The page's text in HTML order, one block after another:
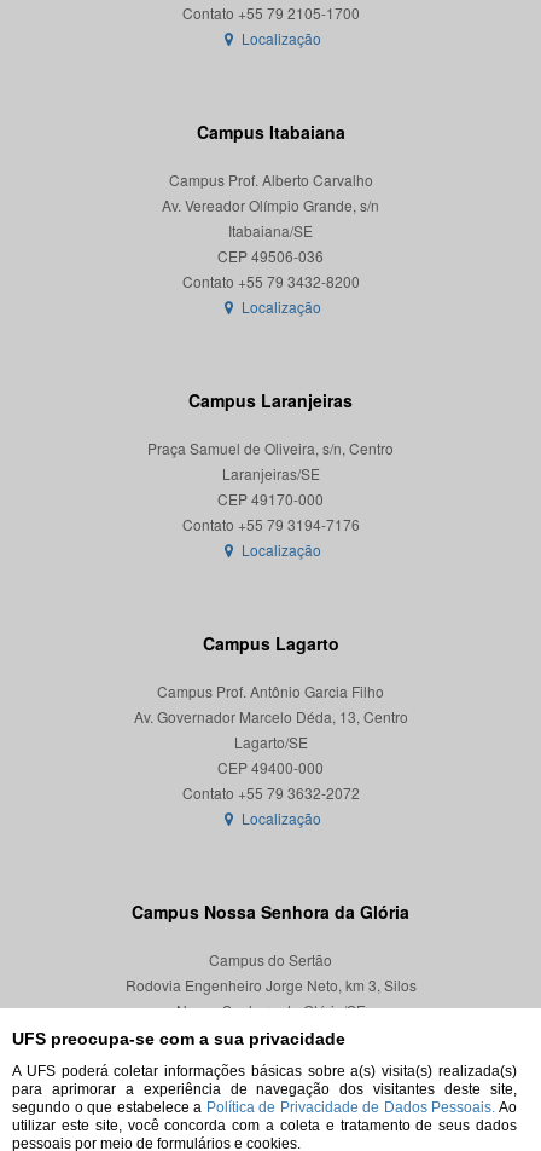
UFS preocupa-se com a sua privacidade
A UFS poderá coletar informações básicas sobre a(s) visita(s) realizada(s)
para aprimorar a experiência de navegação dos visitantes deste site,
segundo o que estabelece a Política de Privacidade de Dados Pessoais. Ao
utilizar este site, você concorda com a coleta e tratamento de seus dados
pessoais por meio de formulários e cookies.
Localização
Campus Itabaiana
Campus Prof. Alberto Carvalho
Av. Vereador Olímpio Grande, s/n
Itabaiana/SE
CEP 49506-036
Localização
Campus Laranjeiras
Praça Samuel de Oliveira, s/n, Centro
Laranjeiras/SE
CEP 49170-000
Localização
Campus Lagarto
Campus Prof. Antônio Garcia Filho
Av. Governador Marcelo Déda, 13, Centro
Lagarto/SE
CEP 49400-000
Localização
Campus Nossa Senhora da Glória
Campus do Sertão
Rodovia Engenheiro Jorge Neto, km 3, Silos
Nossa Senhora da Glória/SE
CEP 49680-000
Localização